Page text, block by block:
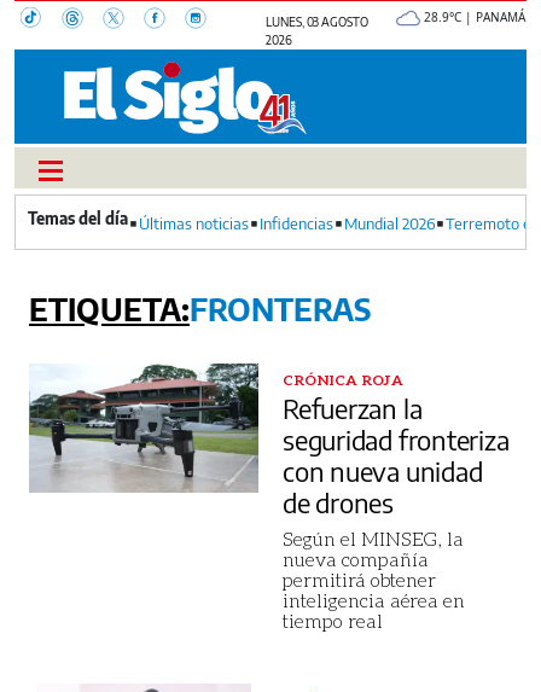
LUNES, 03 AGOSTO
2026
28.9°C | PANAMÁ
Últimas noticias Infidencias Mundial 2026 Terremoto
FRONTERAS
CRÓNICA ROJA
Refuerzan la
seguridad fronteriza
con nueva unidad
de drones
Según el MINSEG, la
nueva compañía
permitirá obtener
inteligencia aérea en
tiempo real